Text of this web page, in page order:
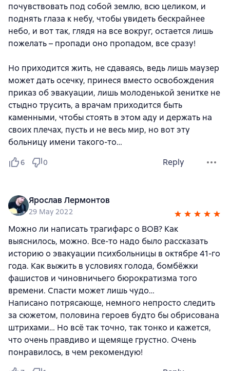
почувствовать под собой землю, всю целиком, и
поднять глаза к небу, чтобы увидеть бескрайнее
небо, и вот так, глядя на все вокруг, остается лишь
пожелать – пропади оно пропадом, все сразу!
Но приходится жить, не сдаваясь, ведь лишь маузер
может дать осечку, принеся вместо освобождения
приказ об эвакуации, лишь молоденькой зенитке не
стыдно трусить, а врачам приходится быть
каменными, чтобы стоять в этом аду и держать на
своих плечах, пусть и не весь мир, но вот эту
больницу имени такого-то…
6 0 Reply
Ярослав Лермонтов
29 May 2022
Можно ли написать трагифарс о ВОВ? Как
выяснилось, можно. Все-то надо было рассказать
историю о эвакуации психбольницы в октябре 41-го
года. Как выжить в условиях голода, бомбёжки
фашистов и чиновничьего бюрократизма того
времени. Спасти может лишь чудо…
Написано потрясающе, немного непросто следить
за сюжетом, половина героев будто бы обрисована
штрихами… Но всё так точно, так тонко и кажется,
что очень правдиво и щемяще грустно. Очень
понравилось, в чем рекомендую!